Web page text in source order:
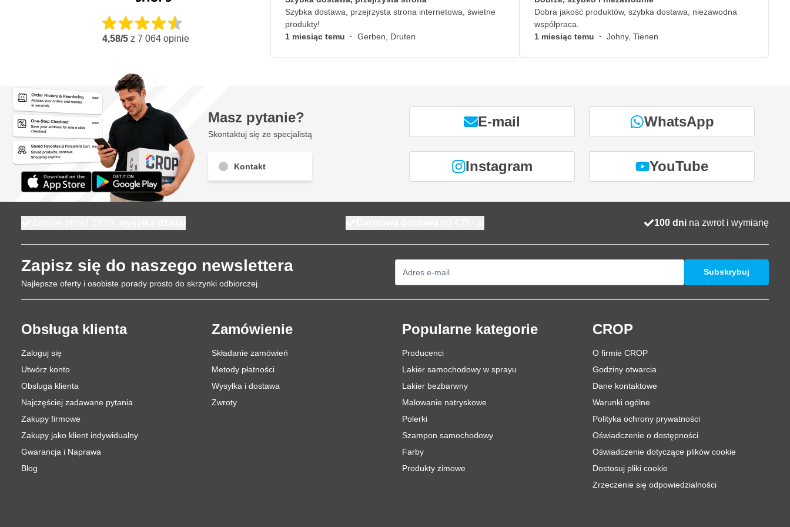
4,58/5 z 7 064 opinie
Szybka dostawa, przejrzysta strona internetowa, świetne
produkty!
1 miesiąc temu · Gerben, Druten
Dobra jakość produktów, szybka dostawa, niezawodna
współpraca.
1 miesiąc temu · Johny, Tienen
Masz pytanie?
Skontaktuj się ze specjalistą
Kontakt
E-mail WhatsApp
Instagram YouTube
100 dni na zwrot i wymianę
Zapisz się do naszego newslettera
Najlepsze oferty i osobiste porady prosto do skrzynki odbiorczej.
Subskrybuj
Obsługa klienta
Zaloguj się
Utwórz konto
Obsluga klienta
Najczęściej zadawane pytania
Zakupy firmowe
Zakupy jako klient indywidualny
Gwarancja i Naprawa
Blog
Zamówienie
Składanie zamówień
Metody płatności
Wysyłka i dostawa
Zwroty
Popularne kategorie
Producenci
Lakier samochodowy w sprayu
Lakier bezbarwny
Malowanie natryskowe
Polerki
Szampon samochodowy
Farby
Produkty zimowe
CROP
O firmie CROP
Godziny otwarcia
Dane kontaktowe
Warunki ogólne
Polityka ochrony prywatności
Oświadczenie o dostępności
Oświadczenie dotyczące plików cookie
Dostosuj pliki cookie
Zrzeczenie się odpowiedzialności